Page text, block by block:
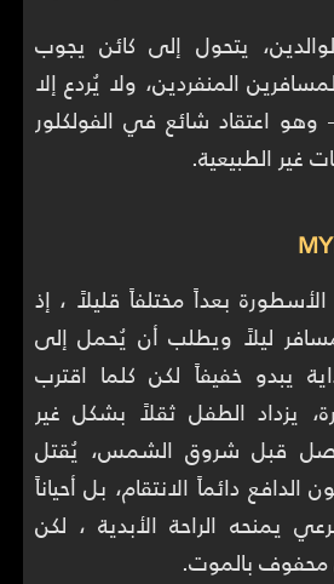
يتحول إلى كائن يجوب
المنفردين، ولا يُردع إلا
وهو اعتقاد شائع في الفولكلور
غير الطبيعية.
بعداً مختلفاً قليلاً ، إذ
ليلاً ويطلب أن يُحمل إلى
يبدو خفيفاً لكن كلما اقترب
يزداد الطفل ثقلاً بشكل غير
قبل شروق الشمس، يُقتل
الدافع دائماً الانتقام، بل أحياناً
يمنحه الراحة الأبدية ، لكن
محفوف بالموت.